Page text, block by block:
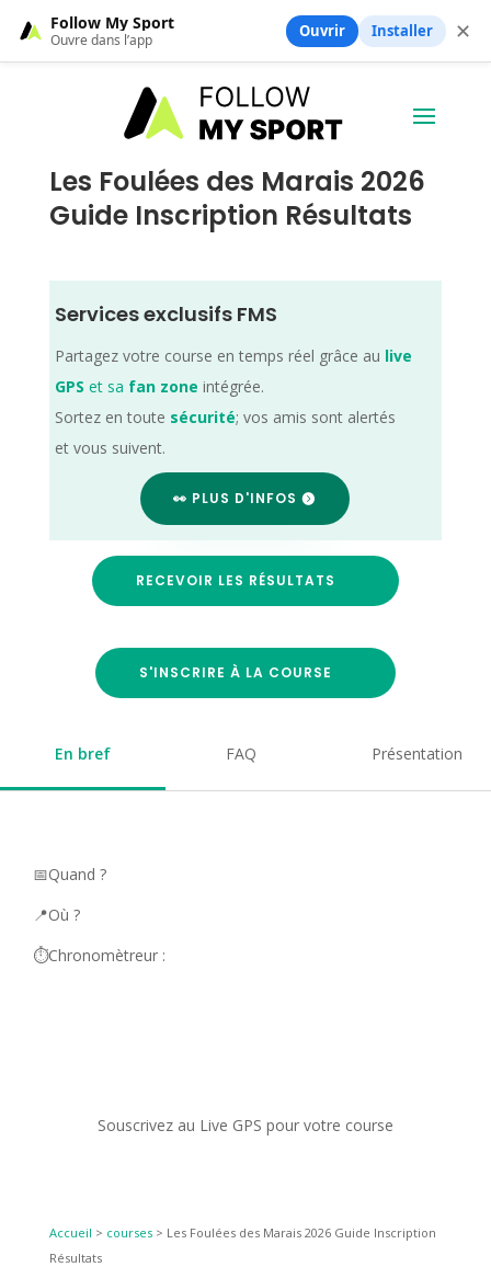
Les Foulées des Marais 2026
Guide Inscription Résultats
Services exclusifs FMS
Partagez votre course en temps réel grâce au live
GPS et sa fan zone intégrée.
Sortez en toute sécurité; vos amis sont alertés
et vous suivent.
👀 PLUS D'INFOS
RECEVOIR LES RÉSULTATS
S'INSCRIRE À LA COURSE
En bref FAQ Présentation
📅Quand ?
📍Où ?
⏱️Chronomètreur :
Souscrivez au Live GPS pour votre course
Accueil > courses> Les Foulées des Marais 2026 Guide Inscription
Résultats
Follow My Sport
Ouvre dans l’app Ouvrir Installer ✕